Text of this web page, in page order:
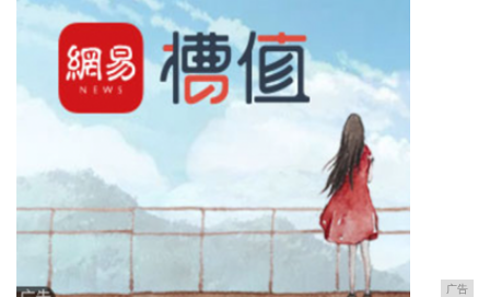
广告